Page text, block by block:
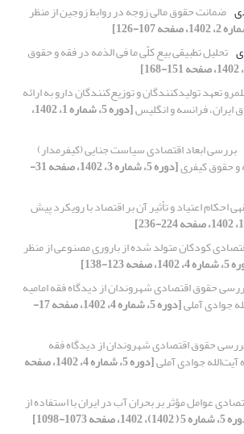
ضمانت حقوق مالی زوجه در روابط زوجین از منظر
تحلیل تطبیقی بیع کلّی ما فی الذمه در فقه و حقوق
تعهد تولیدکنندگان و توزیع‌کنندگان دارو به ارائه
ایران، فرانسه و انگلیس [دوره 5، شماره 1، 1402،
بررسی ابعاد اقتصادی سیاست جنایی (کیفرمدار)
و حقوق کیفری [دوره 5، شماره 3، 1402، صفحه 31-
احکام اعتیاد و تأثیر آن بر اقتصاد با رویکرد پیش
کودکان متولد شده از باروری مصنوعی از منظر
صفحه 123-138]
حقوق اقتصادی شهروندان از دیدگاه فقه امامیه
جوادی آملی [دوره 5، شماره 4، 1402، صفحه 17-
حقوق اقتصادی شهروندان از دیدگاه فقه
آیت‌الله جوادی آملی [دوره 5، شماره 4، 1402، صفحه
عوامل مؤثر بر بحران آب در ایران با استفاده از
1402، صفحه 1073-1098]